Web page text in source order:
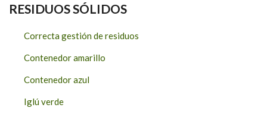
RESIDUOS SÓLIDOS
Correcta gestión de residuos
Contenedor amarillo
Contenedor azul
Iglú verde